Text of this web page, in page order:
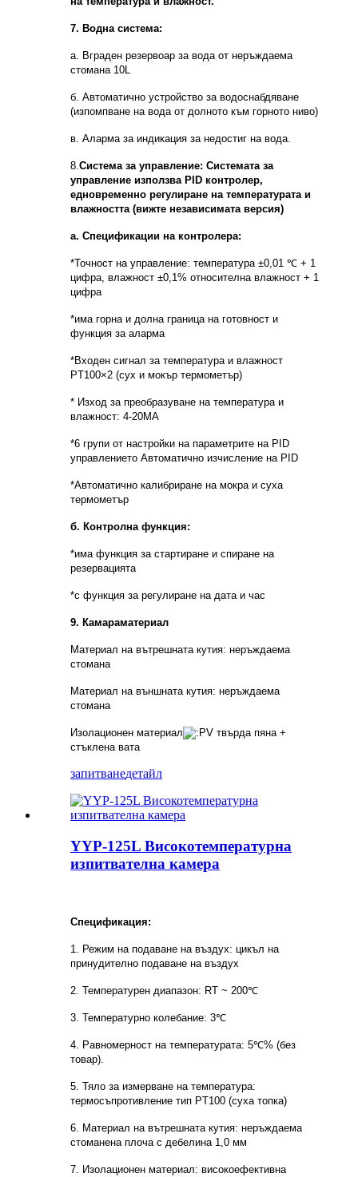
7. Водна система:
а. Вграден резервоар за вода от неръждаема
стомана 10L
б. Автоматично устройство за водоснабдяване
(изпомпване на вода от долното към горното ниво)
в. Аларма за индикация за недостиг на вода.
8. Система за управление: Системата за
управление използва PID контролер,
едновременно регулиране на температурата и
влажността (вижте независимата версия)
а. Спецификации на контролера:
*Точност на управление: температура ±0,01 ℃ + 1
цифра, влажност ±0,1% относителна влажност + 1
цифра
*има горна и долна граница на готовност и
функция за аларма
*Входен сигнал за температура и влажност
PT100×2 (сух и мокър термометър)
* Изход за преобразуване на температура и
влажност: 4-20MA
*6 групи от настройки на параметрите на PID
управлението Автоматично изчисление на PID
*Автоматично калибриране на мокра и суха
термометър
б. Контролна функция:
*има функция за стартиране и спиране на
резервацията
*с функция за регулиране на дата и час
9. Камараматериал
Материал на вътрешната кутия: неръждаема
стомана
Материал на външната кутия: неръждаема
стомана
Изолационен материал
V твърда пяна +
стъклена вата
запитванедетайл
YYP-125L Високотемпературна
изпитвателна камера
Спецификация:
1. Режим на подаване на въздух: цикъл на
принудително подаване на въздух
2. Температурен диапазон: RT ~ 200℃
3. Температурно колебание: 3℃
4. Равномерност на температурата: 5℃% (без
товар).
5. Тяло за измерване на температура:
термосъпротивление тип PT100 (суха топка)
6. Материал на вътрешната кутия: неръждаема
стоманена плоча с дебелина 1,0 мм
7. Изолационен материал: високоефективна